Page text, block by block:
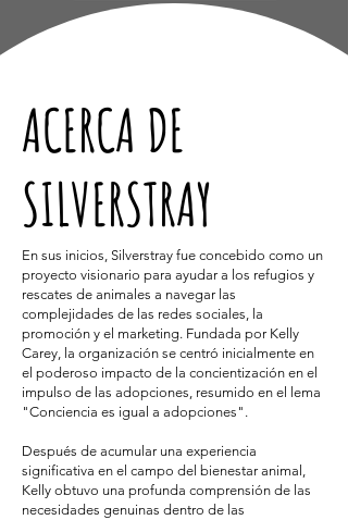
ACERCA DE
SILVERSTRAY
En sus inicios, Silverstray fue concebido como un
proyecto visionario para ayudar a los refugios y
rescates de animales a navegar las
complejidades de las redes sociales, la
promoción y el marketing. Fundada por Kelly
Carey, la organización se centró inicialmente en
el poderoso impacto de la concientización en el
impulso de las adopciones, resumido en el lema
"Conciencia es igual a adopciones".
Después de acumular una experiencia
significativa en el campo del bienestar animal,
Kelly obtuvo una profunda comprensión de las
necesidades genuinas dentro de las